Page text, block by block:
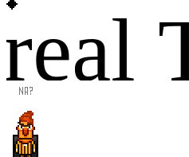
real